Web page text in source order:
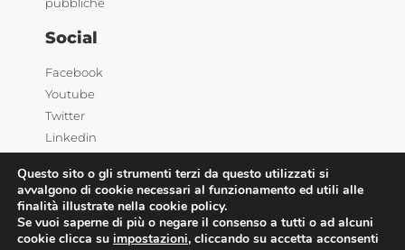
Social
Facebook
Youtube
Twitter
Linkedin
Questo sito o gli strumenti terzi da questo utilizzati si
avvalgono di cookie necessari al funzionamento ed utili alle
finalità illustrate nella cookie policy.
Se vuoi saperne di più o negare il consenso a tutti o ad alcuni
cookie clicca su impostazioni, cliccando su accetta acconsenti